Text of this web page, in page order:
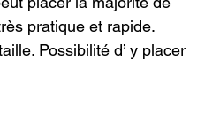
pratique et rapide.
Possibilité d’ y placer